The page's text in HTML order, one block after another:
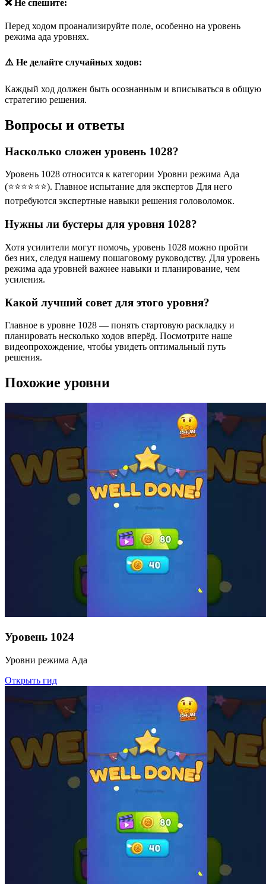
❌ Не спешите:
Перед ходом проанализируйте поле, особенно на уровень
режима ада уровнях.
⚠️ Не делайте случайных ходов:
Каждый ход должен быть осознанным и вписываться в общую
стратегию решения.
Вопросы и ответы
Насколько сложен уровень 1028?
Уровень 1028 относится к категории Уровни режима Ада
(⭐⭐⭐⭐⭐⭐). Главное испытание для экспертов Для него
потребуются экспертные навыки решения головоломок.
Нужны ли бустеры для уровня 1028?
Хотя усилители могут помочь, уровень 1028 можно пройти
без них, следуя нашему пошаговому руководству. Для уровень
режима ада уровней важнее навыки и планирование, чем
усиления.
Какой лучший совет для этого уровня?
Главное в уровне 1028 — понять стартовую раскладку и
планировать несколько ходов вперёд. Посмотрите наше
видеопрохождение, чтобы увидеть оптимальный путь
решения.
Похожие уровни
Уровень 1024
Уровни режима Ада
Открыть гид